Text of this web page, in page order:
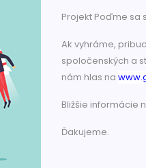
Projekt Poďme sa
Ak vyhráme,
spoločenských a
nám hlas na
Bližšie informácie
Ďakujeme.